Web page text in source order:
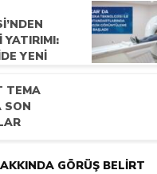
YATIRIMI:
YENİ
TEMA
SON
GÖRÜŞ BELİRT